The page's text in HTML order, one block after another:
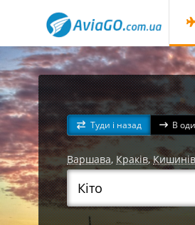
Туди і назад В
Варшава,Краків,